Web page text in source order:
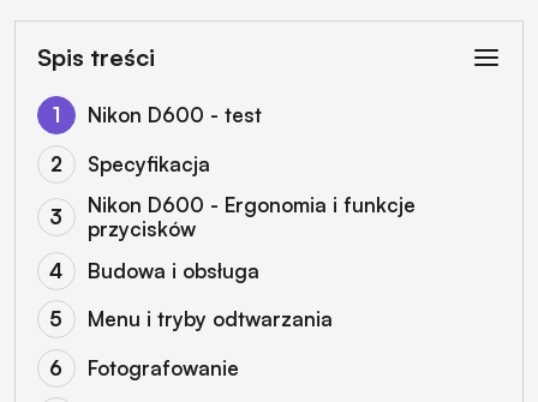
Spis treści
Nikon D600 - test
Specyfikacja
Nikon D600 - Ergonomia i funkcje
przycisków
Budowa i obsługa
Menu i tryby odtwarzania
Fotografowanie